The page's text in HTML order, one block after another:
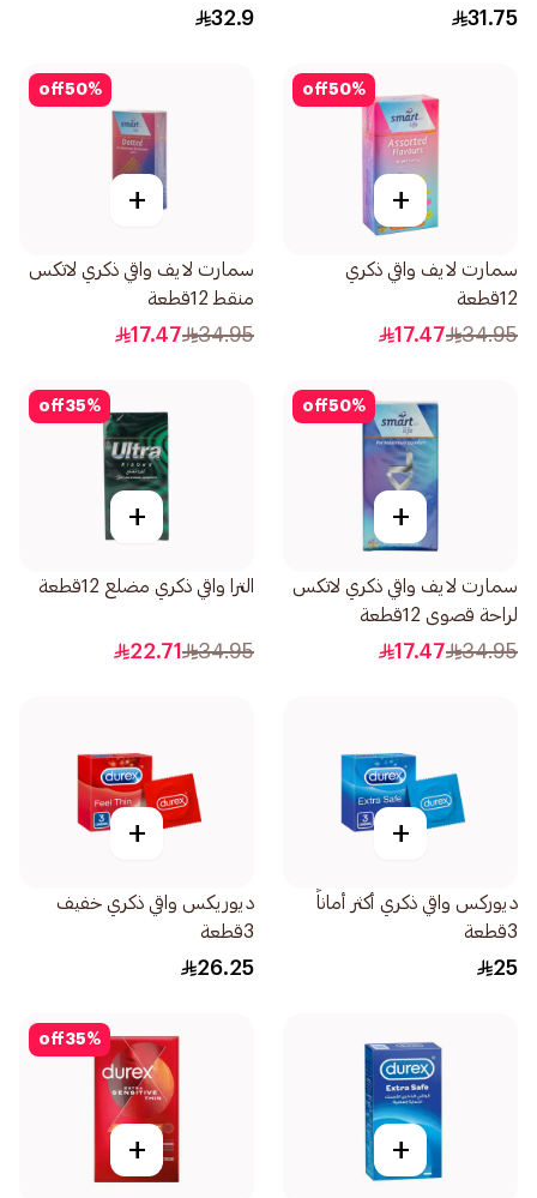
31.75
32.9
50%
off
+
سمارت لايف واقي ذكري
12قطعة
34.95
17.47
50%
off
+
سمارت لايف واقي ذكري لاتكس
منقط 12قطعة
34.95
17.47
50%
off
+
سمارت لايف واقي ذكري لاتكس
لراحة قصوى 12قطعة
34.95
17.47
35%
off
+
الترا واقي ذكري مضلع 12قطعة
34.95
22.71
+
ديوركس واقي ذكري أكثر أماناً
3قطعة
25
+
ديوريكس واقي ذكري خفيف
3قطعة
26.25
+
35%
off
+